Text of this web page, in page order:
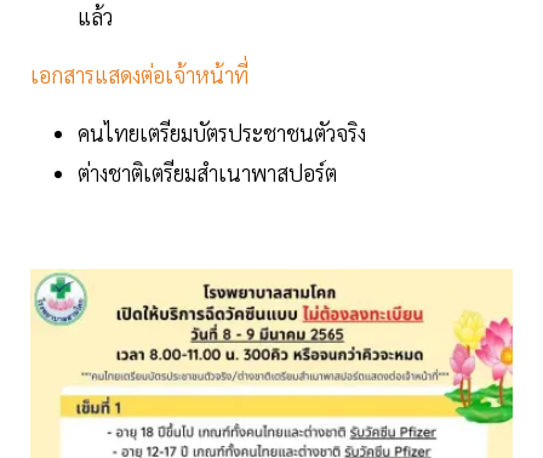
แล้ว
เอกสารแสดงต่อเจ้าหน้าที่
คนไทยเตรียมบัตรประชาชนตัวจริง
ต่างชาติเตรียมสำเนาพาสปอร์ต